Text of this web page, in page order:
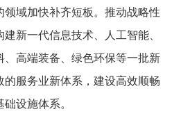
域加快补齐短板。推动战略性
新一代信息技术、人工智能、
高端装备、绿色环保等一批新
服务业新体系，建设高效顺畅
设施体系。